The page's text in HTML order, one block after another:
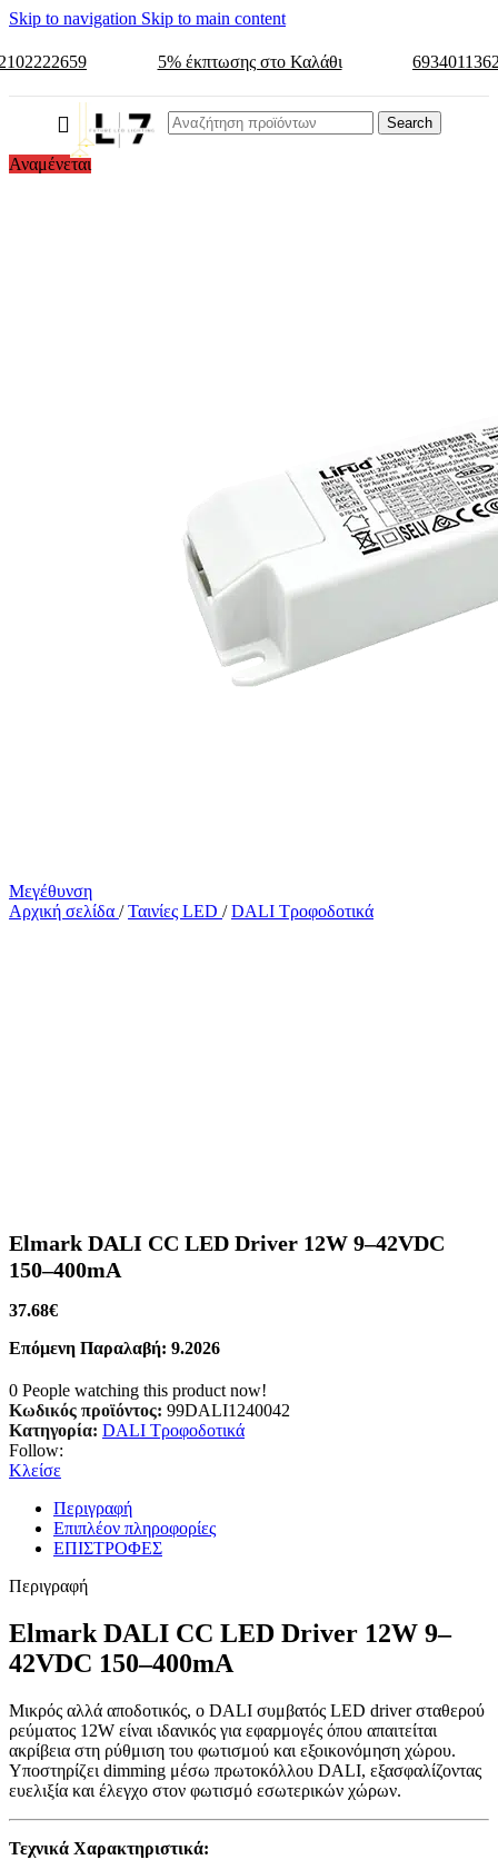
Skip to navigation Skip to main content
5% έκπτωσης στο Καλάθι
Search
Αναμένεται
Μεγέθυνση
Αρχική σελίδα / Ταινίες LED / DALI Τροφοδοτικά
Elmark DALI CC LED Driver 12W 9–42VDC
150–400mA
37.68€
Επόμενη Παραλαβή: 9.2026
0 People watching this product now!
Κωδικός προϊόντος: 99DALI1240042
Κατηγορία: DALI Τροφοδοτικά
Follow:
Κλείσε
Περιγραφή
Επιπλέον πληροφορίες
ΕΠΙΣΤΡΟΦΕΣ
Περιγραφή
Elmark DALI CC LED Driver 12W 9–
42VDC 150–400mA
Μικρός αλλά αποδοτικός, ο DALI συμβατός LED driver σταθερού
ρεύματος 12W είναι ιδανικός για εφαρμογές όπου απαιτείται
ακρίβεια στη ρύθμιση του φωτισμού και εξοικονόμηση χώρου.
Υποστηρίζει dimming μέσω πρωτοκόλλου DALI, εξασφαλίζοντας
ευελιξία και έλεγχο στον φωτισμό εσωτερικών χώρων.
Τεχνικά Χαρακτηριστικά: